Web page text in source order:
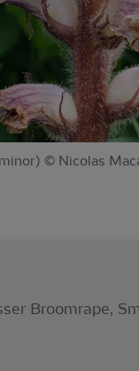
© Nicolas
Broomrape,